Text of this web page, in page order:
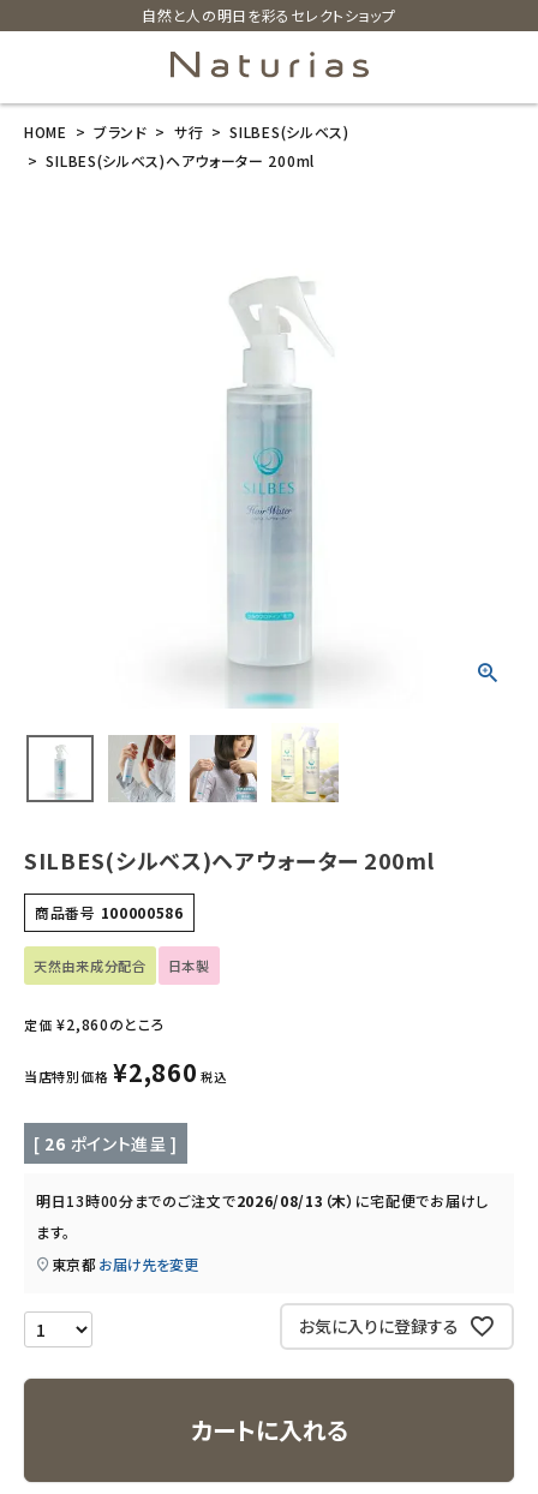
自然と人の明日を彩るセレクトショップ
search
衛生用品
日用品雑貨
フェムケア
インナー・下着・ナイトウェア
キッズ・ベビー・マタニティ
フード・ドリンク
定期購入
オリジナルブランド
HOME ブランド サ行
SILBES(シルベス)
SILBES(シルベス)ヘアウォーター 200ml
SILBES(シルベス)ヘアウォーター 200ml
商品番号 100000586
天然由来成分配合 日本製
定価 ¥2,860のところ
当店特別価格 ¥2,860 税込
[ 26 ポイント進呈 ]
明日13時00分までのご注文で2026/08/13（木） に宅配便でお届けし
ます。
東京都 お届け先を変更
お気に入りに登録する
カートに入れる